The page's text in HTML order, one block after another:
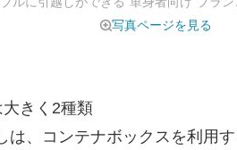
写真ページを見る
きく2種類
、コンテナボックスを利用